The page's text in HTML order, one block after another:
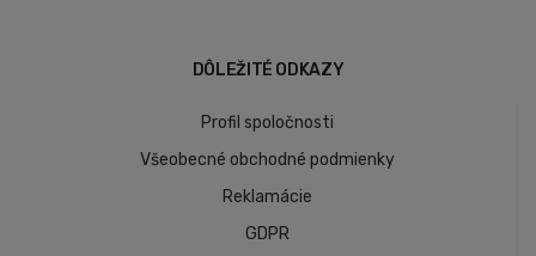
DÔLEŽITÉ ODKAZY
Profil spoločnosti
Všeobecné obchodné podmienky
Reklamácie
GDPR